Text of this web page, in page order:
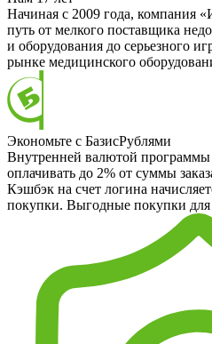
Начиная с 2009 года, компания
путь от мелкого поставщика
и оборудования до серьезного
рынке медицинского
Экономьте с БазисРублями
Внутренней валютой
оплачивать до 2% от суммы
Кэшбэк на счет логина
покупки. Выгодные покупки